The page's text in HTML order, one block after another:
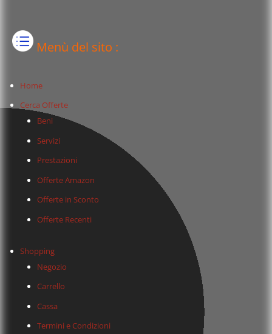
Menù del sito :
Home
Cerca Offerte
Beni
Servizi
Prestazioni
Offerte Amazon
Offerte in Sconto
Offerte Recenti
Shopping
Negozio
Carrello
Cassa
Termini e Condizioni